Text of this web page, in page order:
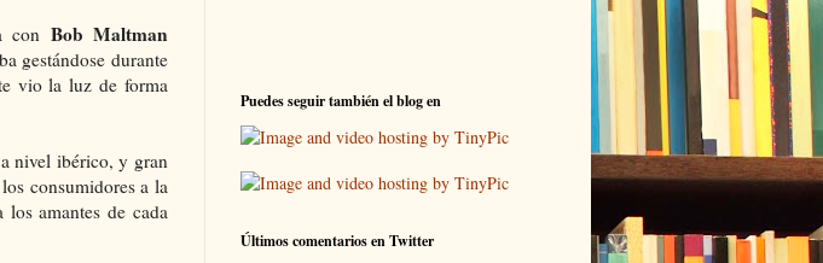
con Bob Maltman
gestándose durante
vio la luz de forma
nivel ibérico, y gran
consumidores a la
amantes de cada
Puedes seguir también el blog en
Últimos comentarios en Twitter